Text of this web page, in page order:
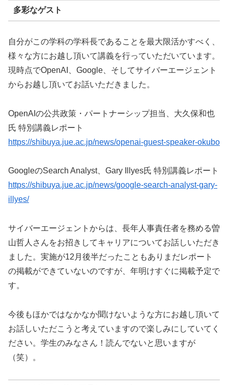
多彩なゲスト
自分がこの学科の学科長であることを最大限活かすべく、
様々な方にお越し頂いて講義を行っていただいています。
現時点でOpenAI、Google、そしてサイバーエージェント
からお越し頂いてお話いただきました。
OpenAIの公共政策・パートナーシップ担当、大久保和也
氏 特別講義レポート
https://shibuya.jue.ac.jp/news/openai-guest-speaker-okubo
GoogleのSearch Analyst、Gary Illyes氏 特別講義レポート
https://shibuya.jue.ac.jp/news/google-search-analyst-gary-
illyes/
サイバーエージェントからは、長年人事責任者を務める曽
山哲人さんをお招きしてキャリアについてお話しいただき
ました。実施が12月後半だったこともありまだレポート
の掲載ができていないのですが、年明けすぐに掲載予定で
す。
今後もほかではなかなか聞けないような方にお越し頂いて
お話しいただこうと考えていますので楽しみにしていてく
ださい。学生のみなさん！読んでないと思いますが
（笑）。